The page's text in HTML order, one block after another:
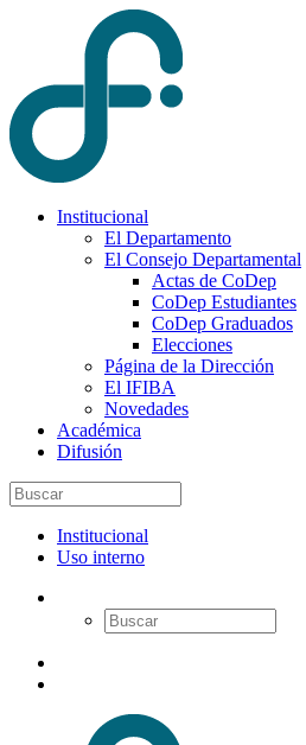
Institucional
El Departamento
El Consejo Departamental
Actas de CoDep
CoDep Estudiantes
CoDep Graduados
Elecciones
Página de la Dirección
El IFIBA
Novedades
Académica
Difusión
Institucional
Uso interno